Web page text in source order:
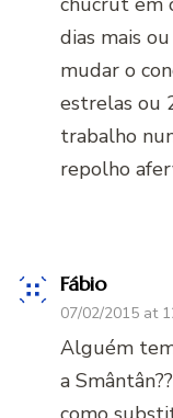
dias mais
mudar o
estrelas ou
trabalho
repolho
Fábio
07/02/2015 at
Alguém
a